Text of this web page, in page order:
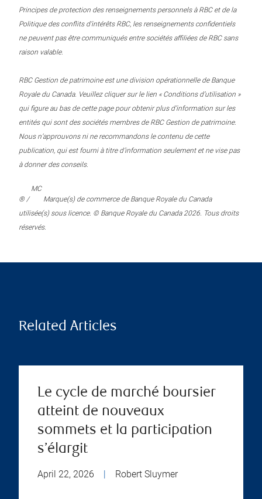
Principes de protection des renseignements personnels à RBC et de la
Politique des conflits d’intérêts RBC, les renseignements confidentiels
ne peuvent pas être communiqués entre sociétés affiliées de RBC sans
raison valable.
RBC Gestion de patrimoine est une division opérationnelle de Banque
Royale du Canada. Veuillez cliquer sur le lien « Conditions d’utilisation »
qui figure au bas de cette page pour obtenir plus d’information sur les
entités qui sont des sociétés membres de RBC Gestion de patrimoine.
Nous n’approuvons ni ne recommandons le contenu de cette
publication, qui est fourni à titre d’information seulement et ne vise pas
à donner des conseils.
® /
MC
Marque(s) de commerce de Banque Royale du Canada
utilisée(s) sous licence. © Banque Royale du Canada 2026. Tous droits
réservés.
Related Articles
Le cycle de marché boursier
atteint de nouveaux
sommets et la participation
s’élargit
April 22, 2026 Robert Sluymer